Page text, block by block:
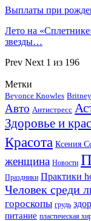
Выплаты при
Лето на
звезды…
Prev Next 1 из 196
Метки
Beyonce Knowles
Авто Антистресс
Здоровье и
Красота Ксения
женщина Новости
Праздники Практики
Человек среди
гороскопы грудь
питание пластическая